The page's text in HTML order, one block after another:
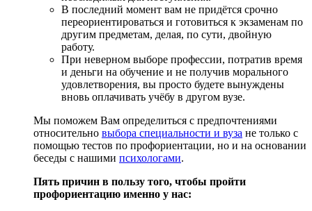
В последний момент вам не придётся срочно
переориентироваться и готовиться к экзаменам по
другим предметам, делая, по сути, двойную
работу.
При неверном выборе профессии, потратив время
и деньги на обучение и не получив морального
удовлетворения, вы просто будете вынуждены
вновь оплачивать учёбу в другом вузе.
Мы поможем Вам определиться с предпочтениями
относительно выбора специальности и вуза не только с
помощью тестов по профориентации, но и на основании
беседы с нашими психологами.
Пять причин в пользу того, чтобы пройти
профориентацию именно у нас: